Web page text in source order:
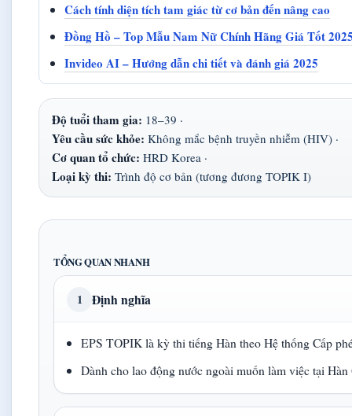
Cách tính diện tích tam giác từ cơ bản đến nâng cao
Đồng Hồ – Top Mẫu Nam Nữ Chính Hãng Giá Tốt
Invideo AI – Hướng dẫn chi tiết và đánh giá 2025
Độ tuổi tham gia: 18–39 ·
Yêu cầu sức khỏe: Không mắc bệnh truyền nhiễm (HIV) ·
Cơ quan tổ chức: HRD Korea ·
Loại kỳ thi: Trình độ cơ bản (tương đương TOPIK I)
TỔNG QUAN NHANH
1 Định nghĩa
EPS TOPIK là kỳ thi tiếng Hàn theo Hệ thống Cấp
Dành cho lao động nước ngoài muốn làm việc tại Hàn